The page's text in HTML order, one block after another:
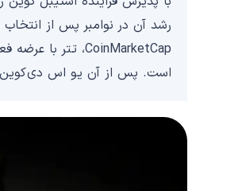
رشد آن در نوامبر پس از
است. پس از آن یو اس دی کوین USDC با تقریباً 25٪ از سهم بازار استیبل کوین قرار دارد.